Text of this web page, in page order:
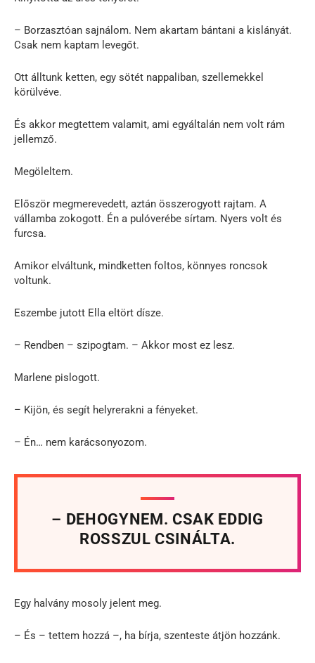
– Borzasztóan sajnálom. Nem akartam bántani a kislányát.
Csak nem kaptam levegőt.
Ott álltunk ketten, egy sötét nappaliban, szellemekkel
körülvéve.
És akkor megtettem valamit, ami egyáltalán nem volt rám
jellemző.
Megöleltem.
Először megmerevedett, aztán összerogyott rajtam. A
vállamba zokogott. Én a pulóverébe sírtam. Nyers volt és
furcsa.
Amikor elváltunk, mindketten foltos, könnyes roncsok
voltunk.
Eszembe jutott Ella eltört dísze.
– Rendben – szipogtam. – Akkor most ez lesz.
Marlene pislogott.
– Kijön, és segít helyrerakni a fényeket.
– Én… nem karácsonyozom.
– DEHOGYNEM. CSAK EDDIG
ROSSZUL CSINÁLTA.
Egy halvány mosoly jelent meg.
– És – tettem hozzá –, ha bírja, szenteste átjön hozzánk.